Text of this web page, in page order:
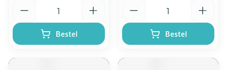
Bestel Bestel